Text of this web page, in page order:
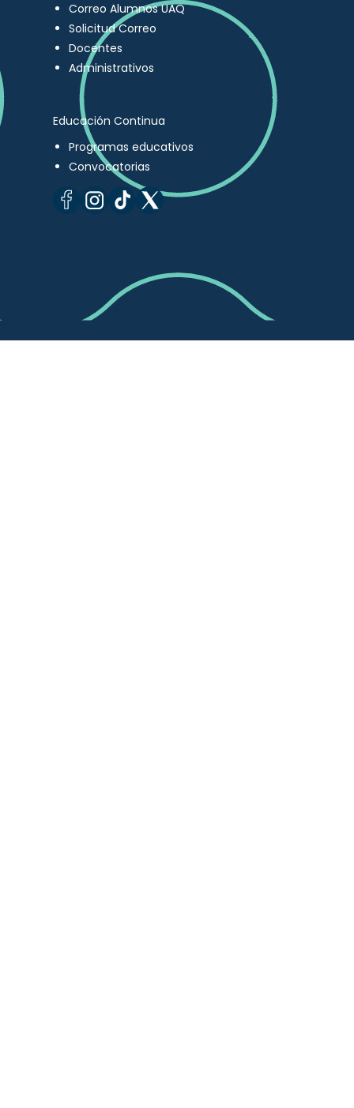
Correo Alumnos UAQ
Solicitud Correo
Docentes
Administrativos
Educación Continua
Programas educativos
Convocatorias